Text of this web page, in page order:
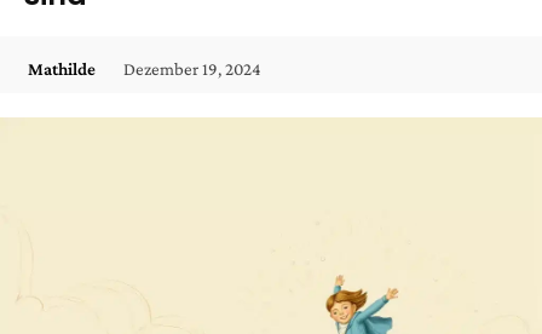
Mathilde Dezember 19, 2024